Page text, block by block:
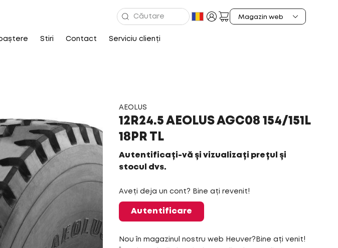
Stiri Contact Serviciu clienți
AEOLUS
12R24.5 AEOLUS AGC08 154/151L
18PR TL
Autentificați-vă și vizualizați prețul și
stocul dvs.
Aveți deja un cont? Bine ați revenit!
Autentificare
Nou în magazinul nostru web Heuver?Bine ați venit!